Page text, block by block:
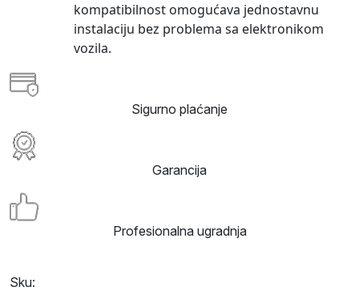
kompatibilnost omogućava jednostavnu
instalaciju bez problema sa elektronikom
vozila.
Sigurno plaćanje
Garancija
Profesionalna ugradnja
Sku: